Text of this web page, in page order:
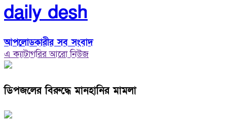
daily desh
আপলোডকারীর সব সংবাদ
এ ক্যাটাগরির আরো নিউজ
ডিপজলের বিরুদ্ধে মানহানির মামলা